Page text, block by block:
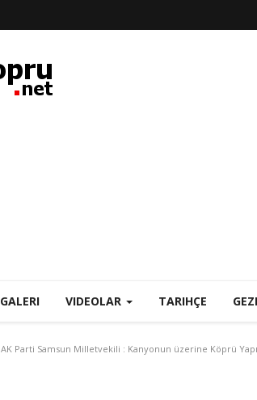
GALERI VIDEOLAR TARIHÇE
AK Parti Samsun Milletvekili : Kanyonun üzerine Köprü